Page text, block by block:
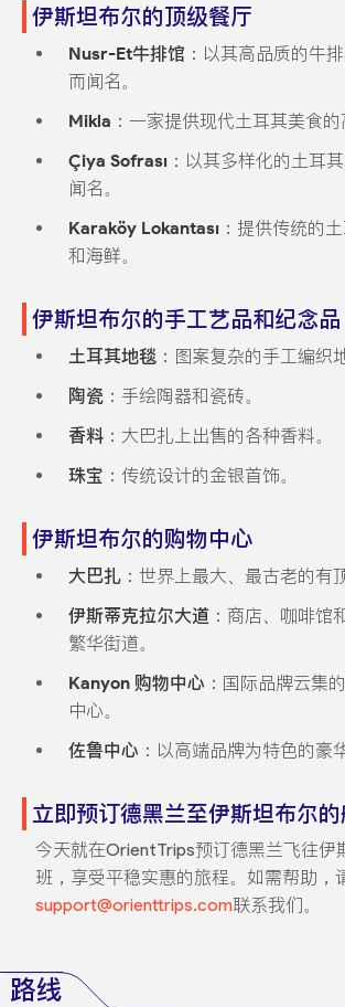
伊斯坦布尔的顶级餐厅
Nusr-Et牛排馆 ：以其高品质的牛
而闻名。
Mikla ：一家提供现代土耳其美食的
Çiya Sofrası：以其多样化的土耳
闻名。
Karaköy Lokantası：提供传统的
和海鲜。
伊斯坦布尔的手工艺品和纪念品
土耳其地毯：图案复杂的手工编织
陶瓷：手绘陶器和瓷砖。
香料：大巴扎上出售的各种香料。
珠宝 ：传统设计的金银首饰。
伊斯坦布尔的购物中心
大巴扎：世界上最大、最古老的有
伊斯蒂克拉尔大道 ：商店、咖啡馆
繁华街道。
Kanyon 购物中心 ：国际品牌云集
中心。
佐鲁中心 ：以高端品牌为特色的豪
立即预订德黑兰至伊斯坦布尔
今天就在OrientTrips预订德黑兰飞往伊
班，享受平稳实惠的旅程。如需帮助，
support@orienttrips.com联系我们。
路线